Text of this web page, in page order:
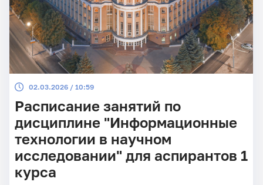
02.03.2026 / 10:59
Расписание занятий по
дисциплине "Информационные
технологии в научном
исследовании" для аспирантов 1
курса